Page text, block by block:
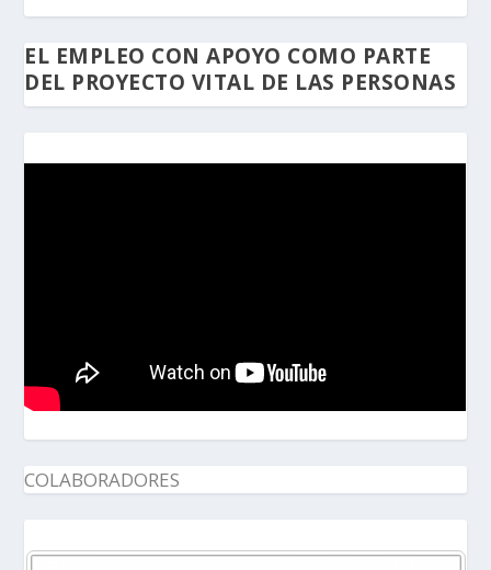
EL EMPLEO CON APOYO COMO PARTE
DEL PROYECTO VITAL DE LAS PERSONAS
COLABORADORES